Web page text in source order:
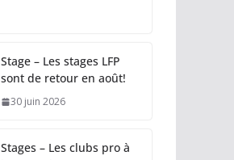
Stage – Les stages LFP
sont de retour en août!
30 juin 2026
Stages – Les clubs pro à